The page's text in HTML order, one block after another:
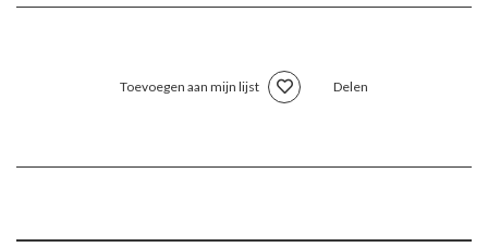
Toevoegen aan mijn lijst Delen